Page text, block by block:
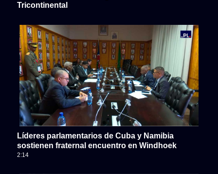
Tricontinental
Líderes parlamentarios de Cuba y Namibia
sostienen fraternal encuentro en Windhoek
2:14